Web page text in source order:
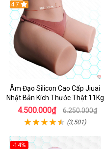
4.7
Âm Đạo Silicon Cao Cấp Jiuai
Nhật Bản Kích Thước Thật 11Kg
4.500.000₫ 6.250.000₫
(3,501)
-14%